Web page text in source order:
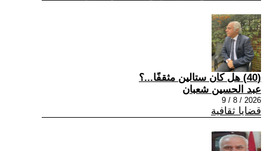
(40) هل كان ستالين مثقفًا...؟
عبد الحسين شعبان
2026 / 8 / 9
قضايا ثقافية